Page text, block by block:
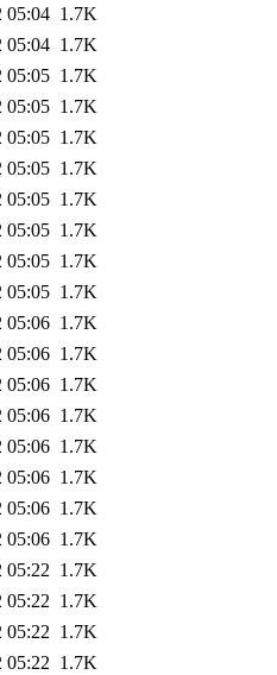
05:04 1.7K
05:04 1.7K
05:05 1.7K
05:05 1.7K
05:05 1.7K
05:05 1.7K
05:05 1.7K
05:05 1.7K
05:05 1.7K
05:05 1.7K
05:06 1.7K
05:06 1.7K
05:06 1.7K
05:06 1.7K
05:06 1.7K
05:06 1.7K
05:06 1.7K
05:06 1.7K
05:22 1.7K
05:22 1.7K
05:22 1.7K
05:22 1.7K